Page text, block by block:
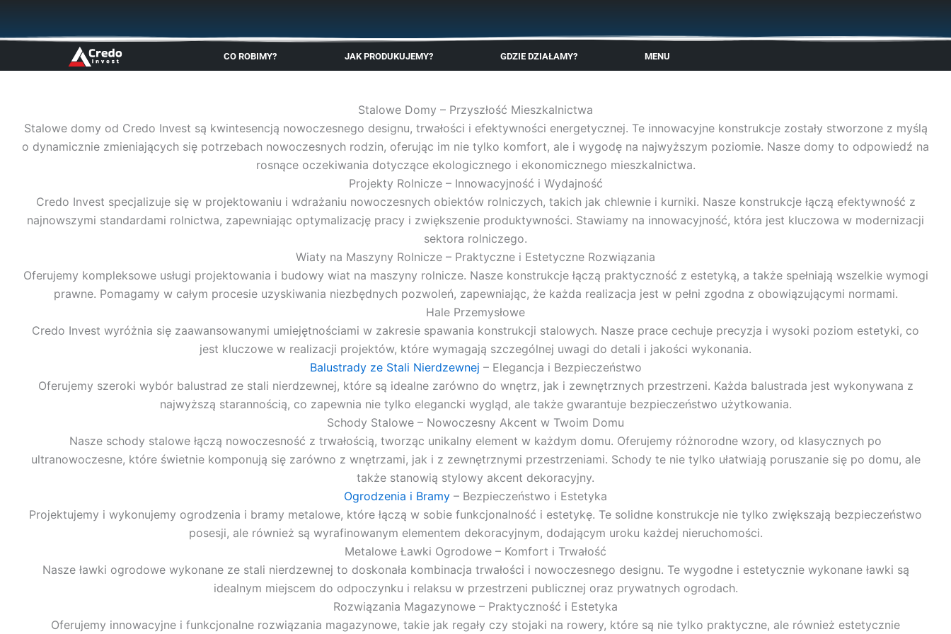
treści
CO ROBIMY? JAK PRODUKUJEMY? GDZIE DZIAŁAMY? MENU
Stalowe Domy – Przyszłość Mieszkalnictwa
Stalowe domy od Credo Invest są kwintesencją nowoczesnego designu, trwałości i efektywności energetycznej. Te innowacyjne konstrukcje zostały stworzone z myślą
o dynamicznie zmieniających się potrzebach nowoczesnych rodzin, oferując im nie tylko komfort, ale i wygodę na najwyższym poziomie. Nasze domy to odpowiedź na
rosnące oczekiwania dotyczące ekologicznego i ekonomicznego mieszkalnictwa.
Projekty Rolnicze – Innowacyjność i Wydajność
Credo Invest specjalizuje się w projektowaniu i wdrażaniu nowoczesnych obiektów rolniczych, takich jak chlewnie i kurniki. Nasze konstrukcje łączą efektywność z
najnowszymi standardami rolnictwa, zapewniając optymalizację pracy i zwiększenie produktywności. Stawiamy na innowacyjność, która jest kluczowa w modernizacji
sektora rolniczego.
Wiaty na Maszyny Rolnicze – Praktyczne i Estetyczne Rozwiązania
Oferujemy kompleksowe usługi projektowania i budowy wiat na maszyny rolnicze. Nasze konstrukcje łączą praktyczność z estetyką, a także spełniają wszelkie wymogi
prawne. Pomagamy w całym procesie uzyskiwania niezbędnych pozwoleń, zapewniając, że każda realizacja jest w pełni zgodna z obowiązującymi normami.
Hale Przemysłowe
Credo Invest wyróżnia się zaawansowanymi umiejętnościami w zakresie spawania konstrukcji stalowych. Nasze prace cechuje precyzja i wysoki poziom estetyki, co
jest kluczowe w realizacji projektów, które wymagają szczególnej uwagi do detali i jakości wykonania.
Balustrady ze Stali Nierdzewnej – Elegancja i Bezpieczeństwo
Oferujemy szeroki wybór balustrad ze stali nierdzewnej, które są idealne zarówno do wnętrz, jak i zewnętrznych przestrzeni. Każda balustrada jest wykonywana z
najwyższą starannością, co zapewnia nie tylko elegancki wygląd, ale także gwarantuje bezpieczeństwo użytkowania.
Schody Stalowe – Nowoczesny Akcent w Twoim Domu
Nasze schody stalowe łączą nowoczesność z trwałością, tworząc unikalny element w każdym domu. Oferujemy różnorodne wzory, od klasycznych po
ultranowoczesne, które świetnie komponują się zarówno z wnętrzami, jak i z zewnętrznymi przestrzeniami. Schody te nie tylko ułatwiają poruszanie się po domu, ale
także stanowią stylowy akcent dekoracyjny.
Ogrodzenia i Bramy – Bezpieczeństwo i Estetyka
Projektujemy i wykonujemy ogrodzenia i bramy metalowe, które łączą w sobie funkcjonalność i estetykę. Te solidne konstrukcje nie tylko zwiększają bezpieczeństwo
posesji, ale również są wyrafinowanym elementem dekoracyjnym, dodającym uroku każdej nieruchomości.
Metalowe Ławki Ogrodowe – Komfort i Trwałość
Nasze ławki ogrodowe wykonane ze stali nierdzewnej to doskonała kombinacja trwałości i nowoczesnego designu. Te wygodne i estetycznie wykonane ławki są
idealnym miejscem do odpoczynku i relaksu w przestrzeni publicznej oraz prywatnych ogrodach.
Rozwiązania Magazynowe – Praktyczność i Estetyka
Oferujemy innowacyjne i funkcjonalne rozwiązania magazynowe, takie jak regały czy stojaki na rowery, które są nie tylko praktyczne, ale również estetycznie